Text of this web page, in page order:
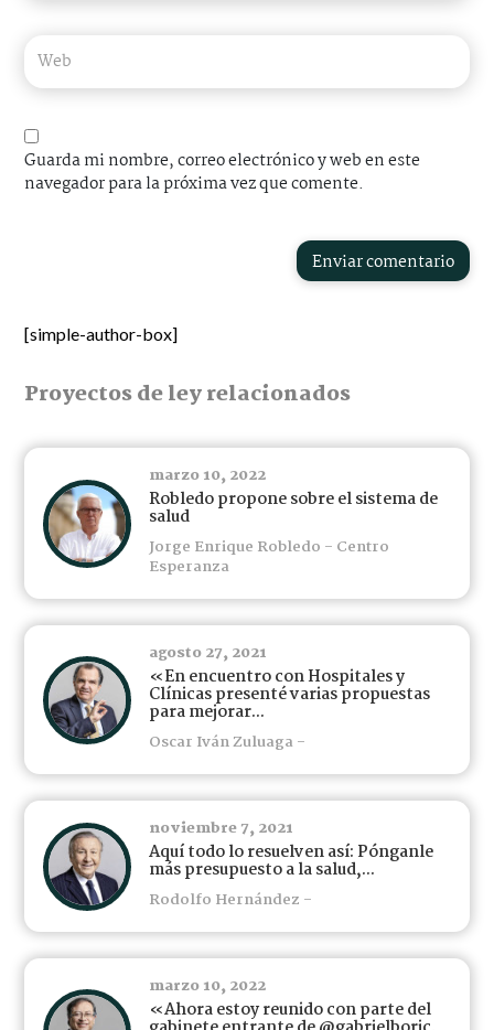
Guarda mi nombre, correo electrónico y web en este
navegador para la próxima vez que comente.
Enviar comentario
[simple-author-box]
Proyectos de ley relacionados
marzo 10, 2022
Robledo propone sobre el sistema de
salud
Jorge Enrique Robledo - Centro
Esperanza
agosto 27, 2021
«En encuentro con Hospitales y
Clínicas presenté varias propuestas
para mejorar...
Oscar Iván Zuluaga -
noviembre 7, 2021
Aquí todo lo resuelven así: Pónganle
más presupuesto a la salud,...
Rodolfo Hernández -
marzo 10, 2022
«Ahora estoy reunido con parte del